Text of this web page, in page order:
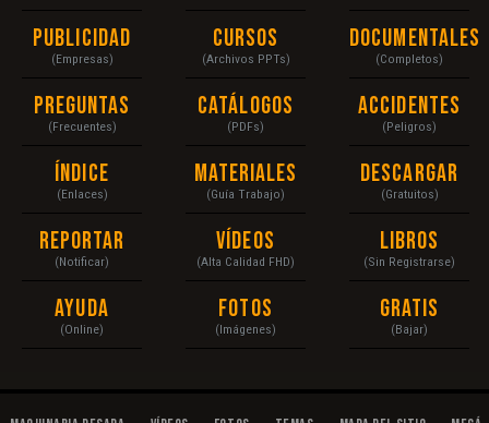
Publicidad
(Empresas)
Preguntas
(Frecuentes)
Índice
(Enlaces)
Reportar
(Notificar)
Ayuda
(Online)
Cursos
(Archivos PPTs)
Catálogos
(PDFs)
Materiales
(Guía Trabajo)
Vídeos
(Alta Calidad FHD)
Fotos
(Imágenes)
Documentales
(Completos)
Accidentes
(Peligros)
Descargar
(Gratuitos)
Libros
(Sin Registrarse)
Gratis
(Bajar)